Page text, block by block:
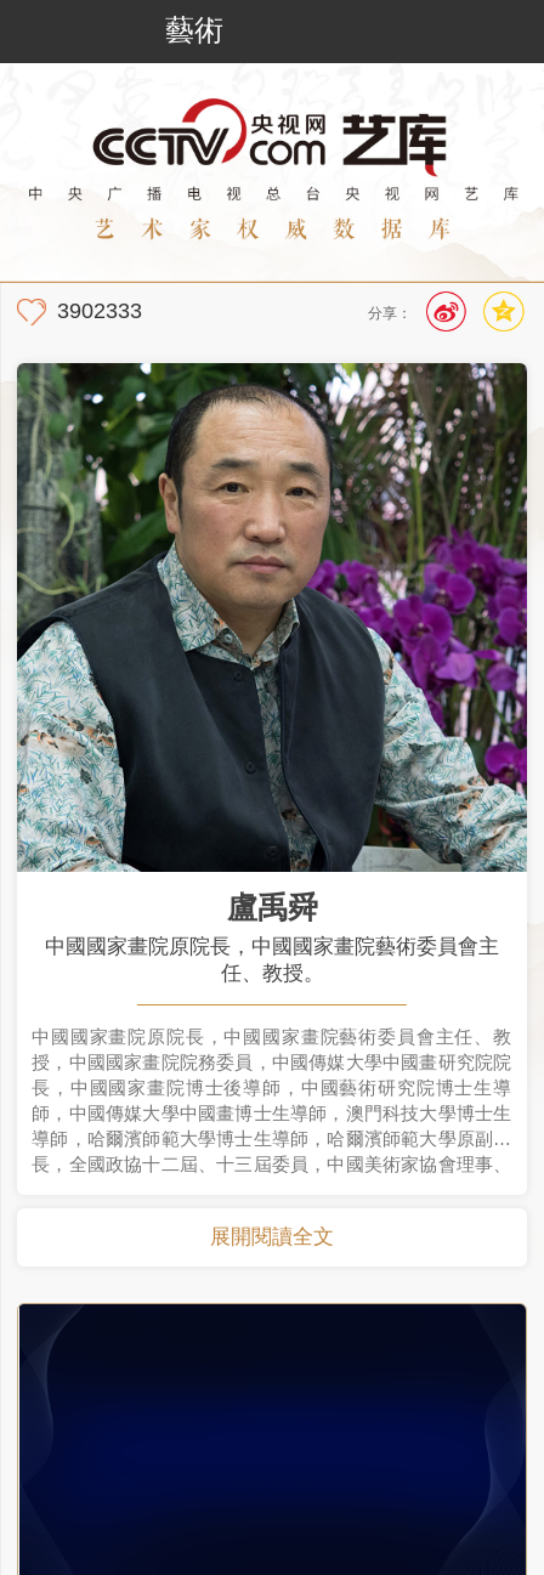
藝術
分享：
3902333
盧禹舜
中國國家畫院原院長，中國國家畫院藝術委員會主
任、教授。
中國國家畫院原院長，中國國家畫院藝術委員會主任、教
授，中國國家畫院院務委員，中國傳媒大學中國畫研究院院
長，中國國家畫院博士後導師，中國藝術研究院博士生導
師，中國傳媒大學中國畫博士生導師，澳門科技大學博士生
導師，哈爾濱師範大學博士生導師，哈爾濱師範大學原副校
長，全國政協十二屆、十三屆委員，中國美術家協會理事、
號，“四個一批”人才，國家有突出貢獻的優秀專家，國務院
展開閱讀全文